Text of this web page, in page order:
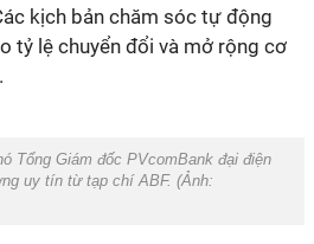
kịch bản chăm sóc tự động
tỷ lệ chuyển đổi và mở rộng cơ
Tổng Giám đốc PVcomBank đại điện
uy tín từ tạp chí ABF. (Ảnh: